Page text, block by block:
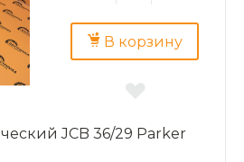
В корзину
JCB 36/29 Parker